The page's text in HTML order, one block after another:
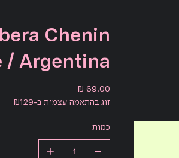
Chenin
/ Argentina
מחיר
זוג בהתאמה עצמית ב-₪129
כמות